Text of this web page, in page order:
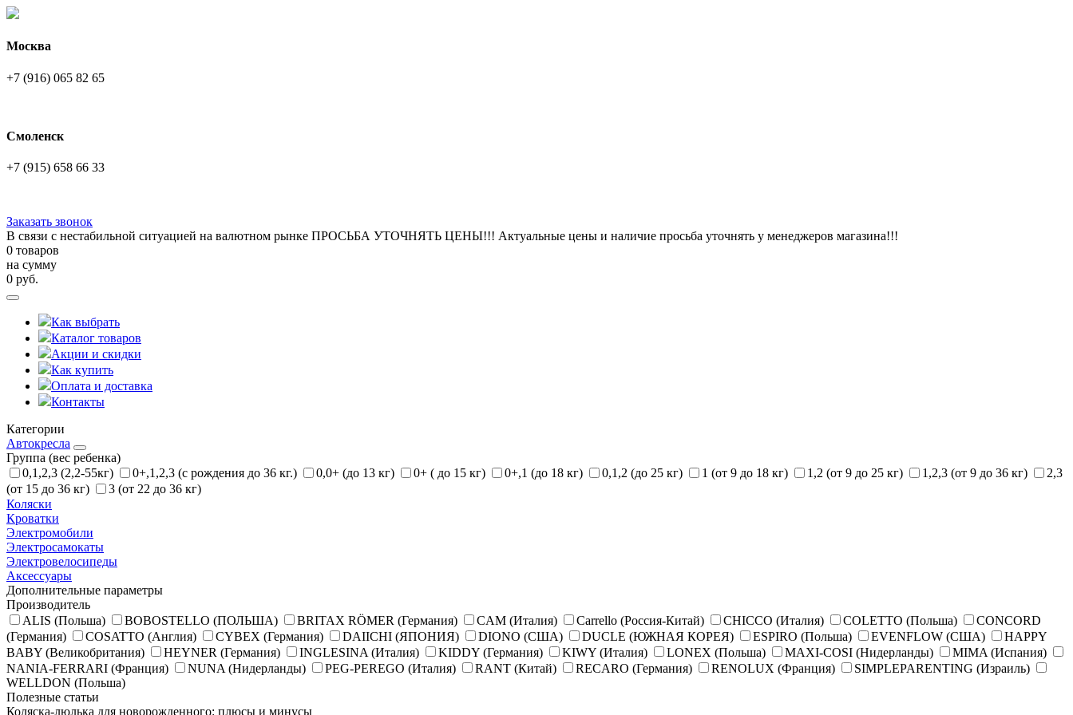
Москва
+7 (916) 065 82 65
Смоленск
+7 (915) 658 66 33
Заказать звонок
В связи с нестабильной ситуацией на валютном рынке ПРОСЬБА УТОЧНЯТЬ ЦЕНЫ!!! Актуальные цены и наличие просьба уточнять у менеджеров магазина!!!
0 товаров
на сумму
0 руб.
Как выбрать
Каталог товаров
Акции и скидки
Как купить
Оплата и доставка
Контакты
Категории
Автокресла
Группа (вес ребенка)
0,1,2,3 (2,2-55кг)
0+,1,2,3 (с рождения до 36 кг.) 0,0+ (до 13 кг) 0+ ( до 15 кг) 0+,1 (до 18 кг) 0,1,2 (до 25 кг) 1 (от 9 до 18 кг) 1,2 (от 9 до 25 кг) 1,2,3 (от 9 до 36 кг)
2,3
(от 15 до 36 кг)
3 (от 22 до 36 кг)
Коляски
Кроватки
Электромобили
Электросамокаты
Электровелосипеды
Аксессуары
Дополнительные параметры
Производитель
ALIS (Польша)
BOBOSTELLO (ПОЛЬША) BRITAX RÖMER (Германия) CAM (Италия) Carrello (Россия-Китай) CHICCO (Италия) COLETTO (Польша)
CONCORD
(Германия)
COSATTO (Англия) CYBEX (Германия) DAIICHI (ЯПОНИЯ) DIONO (США) DUCLE (ЮЖНАЯ КОРЕЯ) ESPIRO (Польша) EVENFLOW (США)
HAPPY
BABY (Великобритания)
HEYNER (Германия) INGLESINA (Италия) KIDDY (Германия) KIWY (Италия) LONEX (Польша) MAXI-COSI (Нидерланды)
MIMA (Испания)
NANIA-FERRARI (Франция)
NUNA (Нидерланды) PEG-PEREGO (Италия) RANT (Китай) RECARO (Германия) RENOLUX (Франция)
SIMPLEPARENTING (Израиль)
WELLDON (Польша)
Полезные статьи
Коляска-люлька для новорожденного: плюсы и минусы